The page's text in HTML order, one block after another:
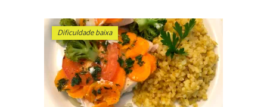
Dificuldade baixa